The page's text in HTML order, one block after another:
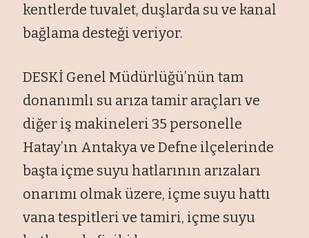
kentlerde tuvalet, duşlarda su ve kanal
bağlama desteği veriyor.
DESKİ Genel Müdürlüğü’nün tam
donanımlı su arıza tamir araçları ve
diğer iş makineleri 35 personelle
Hatay’ın Antakya ve Defne ilçelerinde
başta içme suyu hatlarının arızaları
onarımı olmak üzere, içme suyu hattı
vana tespitleri ve tamiri, içme suyu